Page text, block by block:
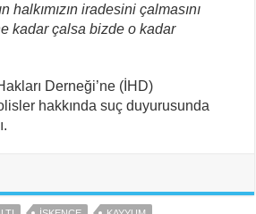
halkımızın iradesini çalmasını
kadar çalsa bizde o kadar
Derneği’ne (İHD)
hakkında suç duyurusunda